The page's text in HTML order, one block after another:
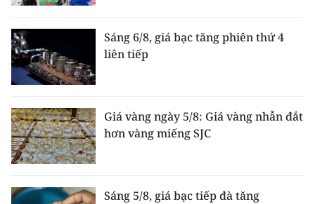
Sáng 6/8, giá bạc tăng phiên thứ 4
liên tiếp
Giá vàng ngày 5/8: Giá vàng nhẫn đắt
hơn vàng miếng SJC
Sáng 5/8, giá bạc tiếp đà tăng